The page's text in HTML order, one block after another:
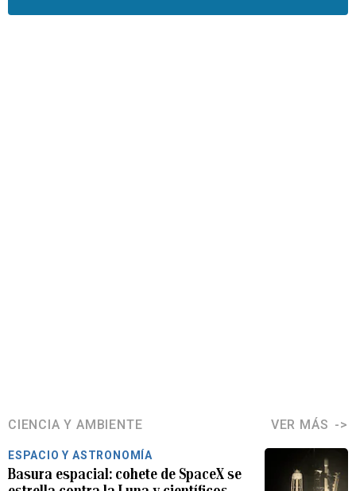
CIENCIA Y AMBIENTE VER MÁS
ESPACIO Y ASTRONOMÍA
Basura espacial: cohete de SpaceX se